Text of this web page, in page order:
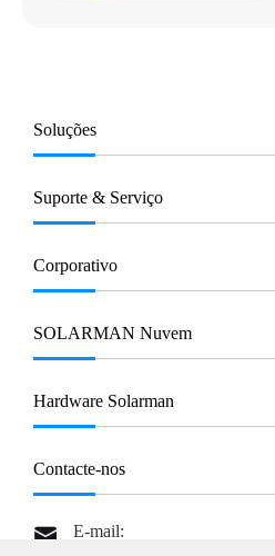
Soluções
Suporte & Serviço
Corporativo
SOLARMAN Nuvem
Hardware Solarman
Contacte-nos

E-mail: